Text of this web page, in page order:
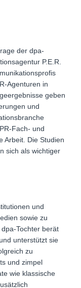
der dpa-
P.E.R.
Agenturen in
geben
und
Fach- und
Arbeit. Die Studien
sich als wichtiger
und
sowie zu
Tochter berät
unterstützt sie
zu
und zimpel
wie klassische